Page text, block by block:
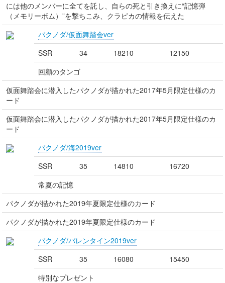
には他のメンバーに全てを託し、自らの死と引き換えに“記憶弾
（メモリーボム）”を撃ちこみ、クラピカの情報を伝えた
パクノダ/仮面舞踏会ver
SSR
34 18210
12150
回顧のタンゴ
仮面舞踏会に潜入したパクノダが描かれた2017年5月限定仕様のカ
ード
仮面舞踏会に潜入したパクノダが描かれた2017年5月限定仕様のカ
ード
パクノダ/海2019ver
SSR
35 14810
16720
常夏の記憶
パクノダが描かれた2019年夏限定仕様のカード
パクノダが描かれた2019年夏限定仕様のカード
パクノダ/バレンタイン2019ver
SSR
35 16080
15450
特別なプレゼント